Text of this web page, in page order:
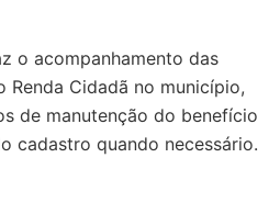
o acompanhamento das
Renda Cidadã no município,
de manutenção do benefício
cadastro quando necessário.